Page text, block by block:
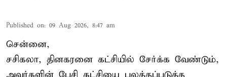
Published on: 09 Aug 2026, 8:47 am
சென்னை,
சசிகலா, தினகரனை கட்சியில் சேர்க்க வேண்டும்,
அவர்களின் பேசி கட்சியை பலத்தப்படுத்த